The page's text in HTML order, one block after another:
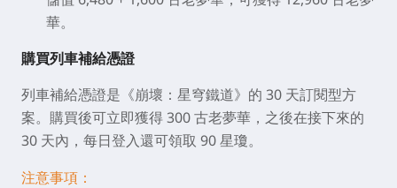
華。
購買列車補給憑證
列車補給憑證是《崩壞：星穹鐵道》的 30 天訂閱型方
案。購買後可立即獲得 300 古老夢華，之後在接下來的
30 天內，每日登入還可領取 90 星瓊。
注意事項：